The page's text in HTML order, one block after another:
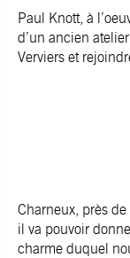
Paul Knott, à
d’un ancien
Verviers et
Charneux, près
il va pouvoir
charme duquel